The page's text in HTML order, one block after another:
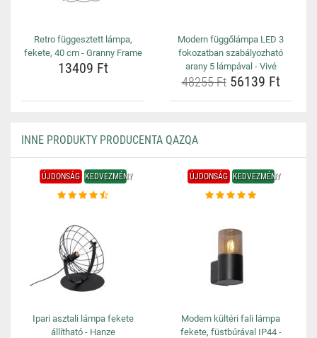
Retro függesztett lámpa,
fekete, 40 cm - Granny Frame
13409 Ft
Modern függőlámpa LED 3
fokozatban szabályozható
arany 5 lámpával - Vivé
48255 Ft56139 Ft
INNE PRODUKTY PRODUCENTA QAZQA
ÚJDONSÁG KEDVEZMÉNY
Ipari asztali lámpa fekete
állítható - Hanze
ÚJDONSÁG KEDVEZMÉNY
Modern kültéri fali lámpa
fekete, füstbúrával IP44 -